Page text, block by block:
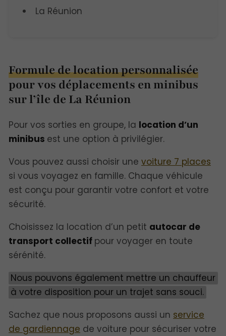
La Réunion
Formule de location personnalisée
pour vos déplacements en minibus
sur l’île de La Réunion
Pour vos sorties en groupe, la location d’un
minibus est une option à privilégier.
Vous pouvez aussi choisir unevoiture 7 places
si vous voyagez en famille. Chaque véhicule
est conçu pour garantir votre confort et votre
sécurité.
Choisissez la location d’un petit autocar de
transport collectif pour voyager en toute
sérénité.
Nous pouvons également mettre un chauffeur
à votre disposition pour un trajet sans souci.
Sachez que nous proposons aussi un service
de gardiennage de voiture pour sécuriser votre